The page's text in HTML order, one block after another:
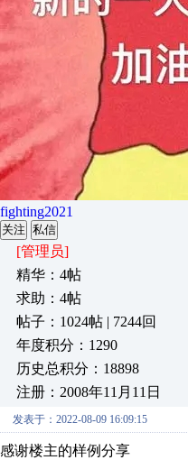
fighting2021
关注 私信
[管理员]
精华：4帖
求助：4帖
帖子：1024帖 | 7244回
年度积分：1290
历史总积分：18898
注册：2008年11月11日
发表于：2022-08-09 16:09:15
感谢楼主的样例分享